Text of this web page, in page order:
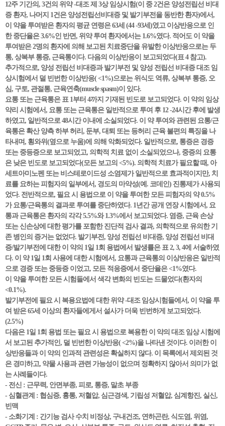
12주 기간의, 3건의 위약 -대조 제 3상 임상시험(이 중 2건은 양성전립선 비대
증 환자, 나머지 1건은 양성전립선비대증 및 발기부전을 동반한 환자)에서,
이 약을 투여받은 환자의 평균 연령은 63세 (44 -93세)였고 이상반응으로 인
한 중단율은 3.6%인 반면, 위약 투여 환자에서는 1.6%였다. 적어도 이 약을
투여받은 2명의 환자에 의해 보고된 치료중단을 유발한 이상반응으로는 두
통, 상복부 통증, 근육통이다. 다음의 이상반응이 보고되었다(표 4 참고).
추가적으로, 양성 전립선 비대증과 발기부전 및 양성 전립선 비대증 대조 임
상시험에서 덜 빈번한 이상반응( <1%)으로는 위식도 역류, 상복부 통증, 오
심, 구토, 관절통, 근육연축(muscle spasm)이 있다.
요통 또는 근육통은 표 1부터 4까지 기재된 빈도로 보고되었다. 이 약의 임상
약리 시험에서, 요통 또는 근육통은 일반적으로 투여 후 12 -24시간 후에 발생
하였고, 일반적으로 48시간 이내에 소실되었다. 이 약 투여와 관련된 요통/근
육통은 확산 양측 하부 허리, 둔부, 대퇴 또는 등허리 근육 불편의 특징을 나
타내며, 횡와위(옆으로 누움)에 의해 악화되었다. 일반적으로, 통증은 경증
또는 중등증으로 보고되었고, 의학적 치료 없이 소실되었으나, 중증의 요통
은 낮은 빈도로 보고되었다(모든 보고의 <5%). 의학적 치료가 필요할 때, 아
세트아미노펜 또는 비스테로이드성 소염제가 일반적으로 효과적이지만, 치
료를 요하는 피험자의 일부에서, 경도의 마약성(예. 코데인) 진통제가 사용되
었다. 전반적으로, 필요 시 용법으로 이 약을 투여한 모든 피험자의 약 0.5%
가 요통/근육통의 결과로 투여를 중단하였다. 1년간 공개 연장 시험에서, 요
통과 근육통은 환자의 각각 5.5%와 1.3%에서 보고되었다. 염증, 근육 손상
또는 신손상에 대한 평가를 포함한 진단적 검사 결과, 의학적으로 유의한 기
존 병인의 증거는 없었다. 발기부전, 양성 전립선 비대증, 양성 전립선 비대
증/발기부전에 대한 이 약의 1일 1회 용법에서 발생률은 표 2, 3, 4에 서술하였
다. 이 약 1일 1회 사용에 대한 시험에서, 요통과 근육통의 이상반응은 일반적
으로 경증 또는 중등증 이었고, 모든 적응증에서 중단율은 <1%였다.
이 약을 투여한 모든 시험들에서 색각 변화의 빈도는 드물었다(환자의
<0.1%).
발기부전에 필요 시 복용요법에 대한 위약 -대조 임상시험들에서, 이 약을 투
여 받은 65세 이상의 환자들에게서 설사가 더욱 빈번하게 보고되었다.
(2.5%)
다음은 1일 1회 용법 또는 필요 시 용법으로 복용한 이 약의 대조 임상 시험에
서 보고된 추가적인, 덜 빈번한 이상반응( <2%)을 나타낸 것이다. 이러한 이
상반응들과 이 약의 인과적 관련성은 확실하지 않다. 이 목록에서 제외된 것
은 경미하고, 약물 사용과 관련 가능성이 없으며 정확하지 않아서 의미가 없
는 사례들이다.
- 전신 : 근무력, 안면부종, 피로, 통증, 말초 부종
- 심혈관계 : 협심증, 흉통, 저혈압, 심근경색, 기립성 저혈압, 심계항진, 실신,
빈맥
- 소화기계 : 간기능 검사 수치 비정상, 구내건조, 연하곤란, 식도염, 위염,